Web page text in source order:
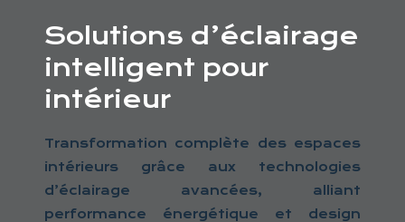
Solutions d’éclairage
intelligent pour
intérieur
Transformation complète des espaces
intérieurs grâce aux technologies
d’éclairage avancées, alliant
performance énergétique et design